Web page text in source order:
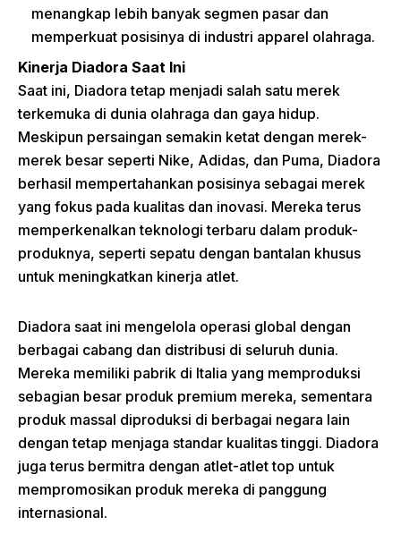
menangkap lebih banyak segmen pasar dan
memperkuat posisinya di industri apparel olahraga.
Kinerja Diadora Saat Ini
Saat ini, Diadora tetap menjadi salah satu merek
terkemuka di dunia olahraga dan gaya hidup.
Meskipun persaingan semakin ketat dengan merek-
merek besar seperti Nike, Adidas, dan Puma, Diadora
berhasil mempertahankan posisinya sebagai merek
yang fokus pada kualitas dan inovasi. Mereka terus
memperkenalkan teknologi terbaru dalam produk-
produknya, seperti sepatu dengan bantalan khusus
untuk meningkatkan kinerja atlet.
Diadora saat ini mengelola operasi global dengan
berbagai cabang dan distribusi di seluruh dunia.
Mereka memiliki pabrik di Italia yang memproduksi
sebagian besar produk premium mereka, sementara
produk massal diproduksi di berbagai negara lain
dengan tetap menjaga standar kualitas tinggi. Diadora
juga terus bermitra dengan atlet-atlet top untuk
mempromosikan produk mereka di panggung
internasional.